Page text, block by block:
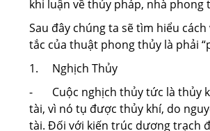
khi luận về thủy pháp, nhà
Sau đây chúng ta sẽ tìm hiểu
tắc của thuật phong thủy là phải
1. Nghịch Thủy
- Cuộc nghịch thủy tức là thủy
tài, vì nó tụ được thủy khí, do
tài. Đối với kiến trúc dương trạch